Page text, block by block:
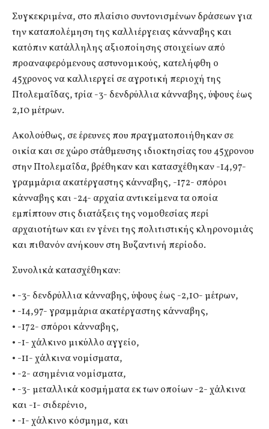
Συγκεκριμένα, στο πλαίσιο συντονισμένων δράσεων για
την καταπολέμηση της καλλιέργειας κάνναβης και
κατόπιν κατάλληλης αξιοποίησης στοιχείων από
προαναφερόμενους αστυνομικούς, κατελήφθη ο
45χρονος να καλλιεργεί σε αγροτική περιοχή της
Πτολεμαΐδας, τρία -3- δενδρύλλια κάνναβης, ύψους έως
2,10 μέτρων.
Ακολούθως, σε έρευνες που πραγματοποιήθηκαν σε
οικία και σε χώρο στάθμευσης ιδιοκτησίας του 45χρονου
στην Πτολεμαΐδα, βρέθηκαν και κατασχέθηκαν -14,97-
γραμμάρια ακατέργαστης κάνναβης, -172- σπόροι
κάνναβης και -24- αρχαία αντικείμενα τα οποία
εμπίπτουν στις διατάξεις της νομοθεσίας περί
αρχαιοτήτων και εν γένει της πολιτιστικής κληρονομιάς
και πιθανόν ανήκουν στη Βυζαντινή περίοδο.
Συνολικά κατασχέθηκαν:
• -3- δενδρύλλια κάνναβης, ύψους έως -2,10- μέτρων,
• -14,97- γραμμάρια ακατέργαστης κάνναβης,
• -172- σπόροι κάνναβης,
• -1- χάλκινο μικύλλο αγγείο,
• -11- χάλκινα νομίσματα,
• -2- ασημένια νομίσματα,
• -3- μεταλλικά κοσμήματα εκ των οποίων -2- χάλκινα
και -1- σιδερένιο,
• -1- χάλκινο κόσμημα, και